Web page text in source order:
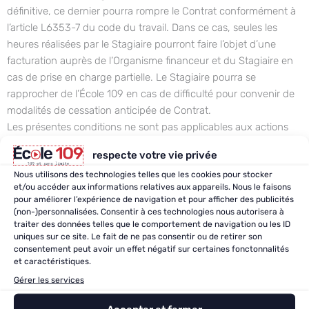
respecte votre vie privée
Nous utilisons des technologies telles que les cookies pour stocker
et/ou accéder aux informations relatives aux appareils. Nous le faisons
pour améliorer l’expérience de navigation et pour afficher des publicités
(non-)personnalisées. Consentir à ces technologies nous autorisera à
traiter des données telles que le comportement de navigation ou les ID
uniques sur ce site. Le fait de ne pas consentir ou de retirer son
consentement peut avoir un effet négatif sur certaines fonctonnalités
et caractéristiques.
Gérer les services
définitive, ce dernier pourra rompre le Contrat conformément à
l’article L6353-7 du code du travail. Dans ce cas, seules les
heures réalisées par le Stagiaire pourront faire l’objet d’une
facturation auprès de l’Organisme financeur et du Stagiaire en
cas de prise en charge partielle. Le Stagiaire pourra se
rapprocher de l’École 109 en cas de difficulté pour convenir de
modalités de cessation anticipée de Contrat.
Les présentes conditions ne sont pas applicables aux actions
de formation choisies au travers de la plateforme «
moncompteformation » de la Caisse des dépôts et
consignations lesquelles sont régies par les conditions
générales et les conditions particulières de la plateforme. Les
cas de force majeure ainsi que les conditions de résiliation du
contrat sont définis à 6.2 l’article des Conditions Générales
d’Utilisation, accessibles depuis l’espace personnel «
moncompteformation » du Stagiaire.
Article 8. Identifiants –